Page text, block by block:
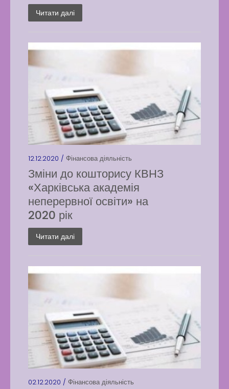
Читати далі
12.12.2020 / Фінансова діяльність
Зміни до кошторису КВНЗ
«Харківська академія
неперервної освіти» на
2020 рік
Читати далі
02.12.2020 / Фінансова діяльність